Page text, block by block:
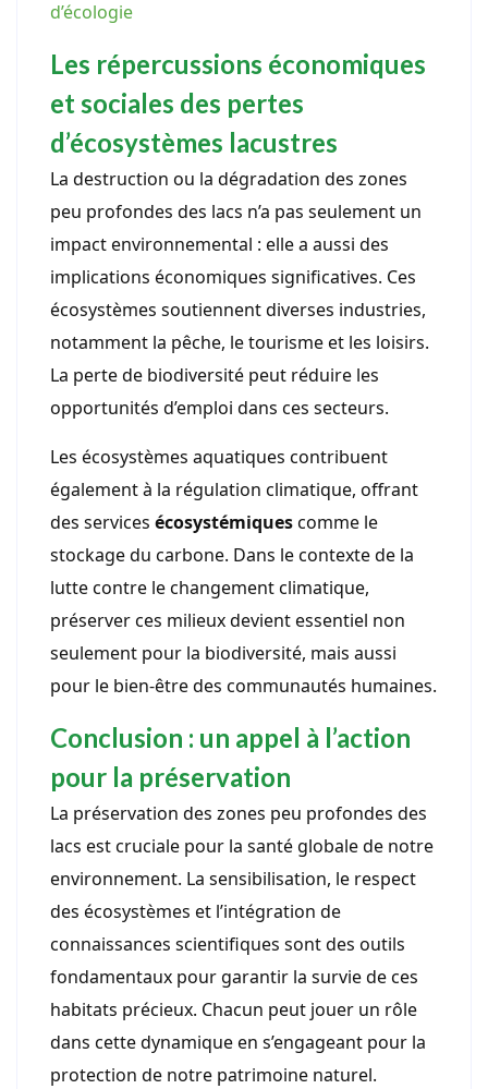
d’écologie
Les répercussions économiques
et sociales des pertes
d’écosystèmes lacustres
La destruction ou la dégradation des zones
peu profondes des lacs n’a pas seulement un
impact environnemental : elle a aussi des
implications économiques significatives. Ces
écosystèmes soutiennent diverses industries,
notamment la pêche, le tourisme et les loisirs.
La perte de biodiversité peut réduire les
opportunités d’emploi dans ces secteurs.
Les écosystèmes aquatiques contribuent
également à la régulation climatique, offrant
des services écosystémiquescomme le
stockage du carbone. Dans le contexte de la
lutte contre le changement climatique,
préserver ces milieux devient essentiel non
seulement pour la biodiversité, mais aussi
pour le bien-être des communautés humaines.
Conclusion : un appel à l’action
pour la préservation
La préservation des zones peu profondes des
lacs est cruciale pour la santé globale de notre
environnement. La sensibilisation, le respect
des écosystèmes et l’intégration de
connaissances scientifiques sont des outils
fondamentaux pour garantir la survie de ces
habitats précieux. Chacun peut jouer un rôle
dans cette dynamique en s’engageant pour la
protection de notre patrimoine naturel.